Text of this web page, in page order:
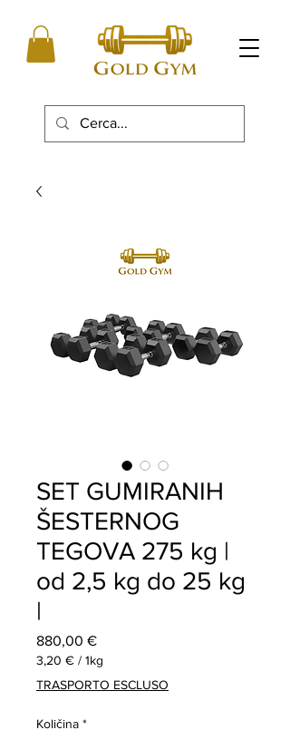
SET GUMIRANIH
ŠESTERNOG
TEGOVA 275 kg |
od 2,5 kg do 25 kg
|
880,00 €Cijena
3,20 € / 1kg
3,20 €
za
TRASPORTO ESCLUSO
Količina *